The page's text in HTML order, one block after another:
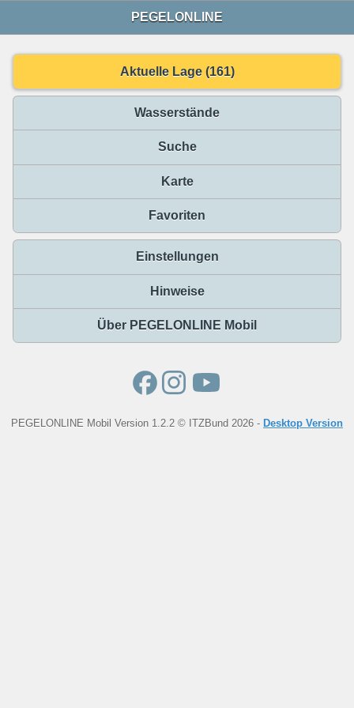
PEGELONLINE
Aktuelle Lage (161)
Wasserstände
Suche
Karte
Favoriten
Einstellungen
Hinweise
Über PEGELONLINE Mobil
PEGELONLINE Mobil Version 1.2.2 © ITZBund 2026 - Desktop Version